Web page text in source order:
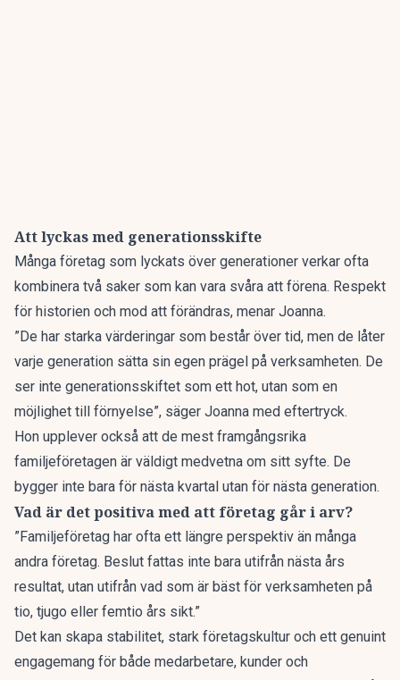
Att lyckas med generationsskifte
Många företag som lyckats över generationer verkar ofta
kombinera två saker som kan vara svåra att förena. Respekt
för historien och mod att förändras, menar Joanna.
”De har starka värderingar som består över tid, men de låter
varje generation sätta sin egen prägel på verksamheten. De
ser inte generationsskiftet som ett hot, utan som en
möjlighet till förnyelse”, säger Joanna med eftertryck.
Hon upplever också att de mest framgångsrika
familjeföretagen är väldigt medvetna om sitt syfte. De
bygger inte bara för nästa kvartal utan för nästa generation.
Vad är det positiva med att företag går i arv?
”Familjeföretag har ofta ett längre perspektiv än många
andra företag. Beslut fattas inte bara utifrån nästa års
resultat, utan utifrån vad som är bäst för verksamheten på
tio, tjugo eller femtio års sikt.”
Det kan skapa stabilitet, stark företagskultur och ett genuint
engagemang för både medarbetare, kunder och